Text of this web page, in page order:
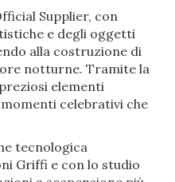
Supplier, con
e degli oggetti
alla costruzione di
notturne. Tramite la
elementi
celebrativi che
tecnologica
Griffi e con lo studio